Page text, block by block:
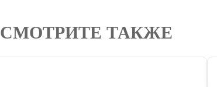
4.7
СМОТРИТЕ ТАКЖЕ